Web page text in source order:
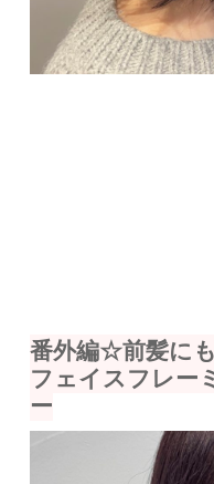
番外編☆前髪に
フェイスフレー
ー